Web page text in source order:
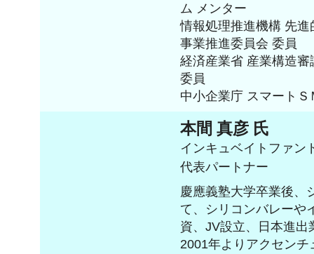
ム メンター
情報処理推進機構 先
事業推進委員会 委員
経済産業省 産業構造
委員
中小企業庁 スマート
本間 真彦 氏
インキュベイトファン
代表パートナー
慶應義塾大学卒業後、
て、シリコンバレーや
資、JV設立、日本進出
2001年よりアクセン